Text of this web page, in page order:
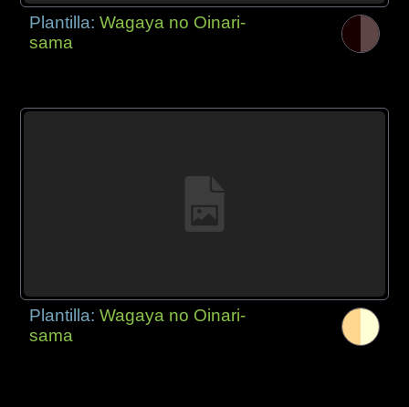
Plantilla:Wagaya no Oinari-
sama
Plantilla:Wagaya no Oinari-
sama